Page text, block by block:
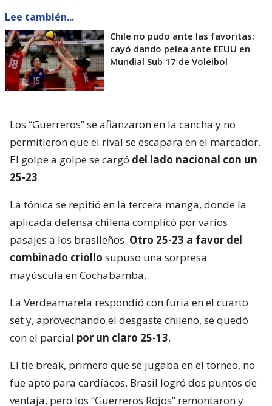
Lee también...
Chile no pudo ante las favoritas:
cayó dando pelea ante EEUU en
Mundial Sub 17 de Voleibol
Los “Guerreros” se afianzaron en la cancha y no
permitieron que el rival se escapara en el marcador.
El golpe a golpe se cargó del lado nacional con un
25-23.
La tónica se repitió en la tercera manga, donde la
aplicada defensa chilena complicó por varios
pasajes a los brasileños. Otro 25-23 a favor del
combinado criollo supuso una sorpresa
mayúscula en Cochabamba.
La Verdeamarela respondió con furia en el cuarto
set y, aprovechando el desgaste chileno, se quedó
con el parcial por un claro 25-13.
El tie break, primero que se jugaba en el torneo, no
fue apto para cardíacos. Brasil logró dos puntos de
ventaja, pero los “Guerreros Rojos” remontaron y